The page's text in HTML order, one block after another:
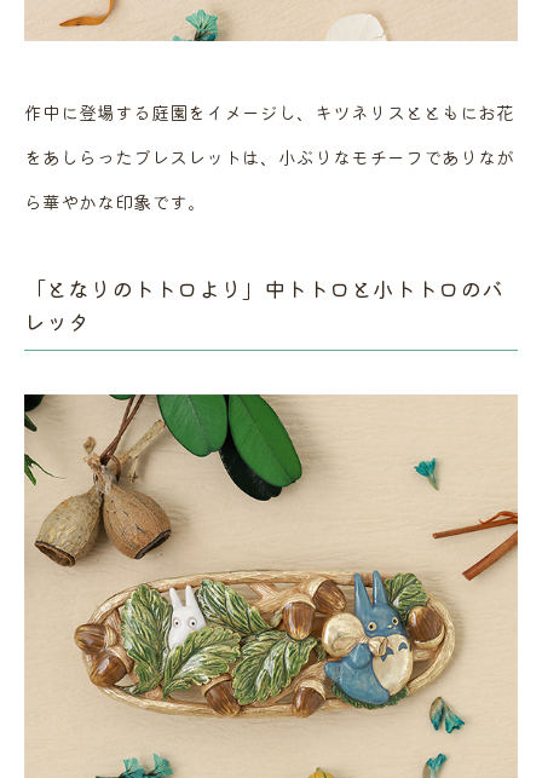
作中に登場する庭園をイメージし、キツネリスとともにお花
をあしらったブレスレットは、小ぶりなモチーフでありなが
ら華やかな印象です。
「となりのトトロより」中トトロと小トトロのバ
レッタ